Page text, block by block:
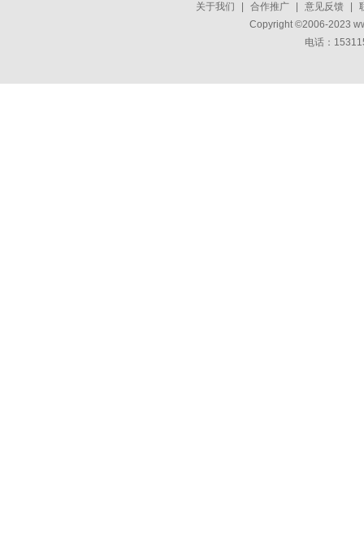
关于我们 合作推广 意见反馈
Copyright ©2006-2023
电话：